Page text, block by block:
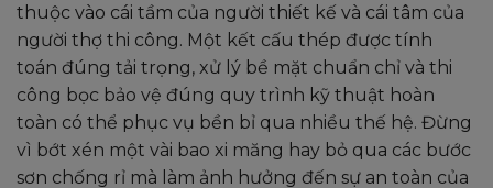
thuộc vào cái tầm của người thiết kế và cái tâm của
người thợ thi công. Một kết cấu thép được tính
toán đúng tải trọng, xử lý bề mặt chuẩn chỉ và thi
công bọc bảo vệ đúng quy trình kỹ thuật hoàn
toàn có thể phục vụ bền bỉ qua nhiều thế hệ. Đừng
vì bớt xén một vài bao xi măng hay bỏ qua các bước
sơn chống rỉ mà làm ảnh hưởng đến sự an toàn của